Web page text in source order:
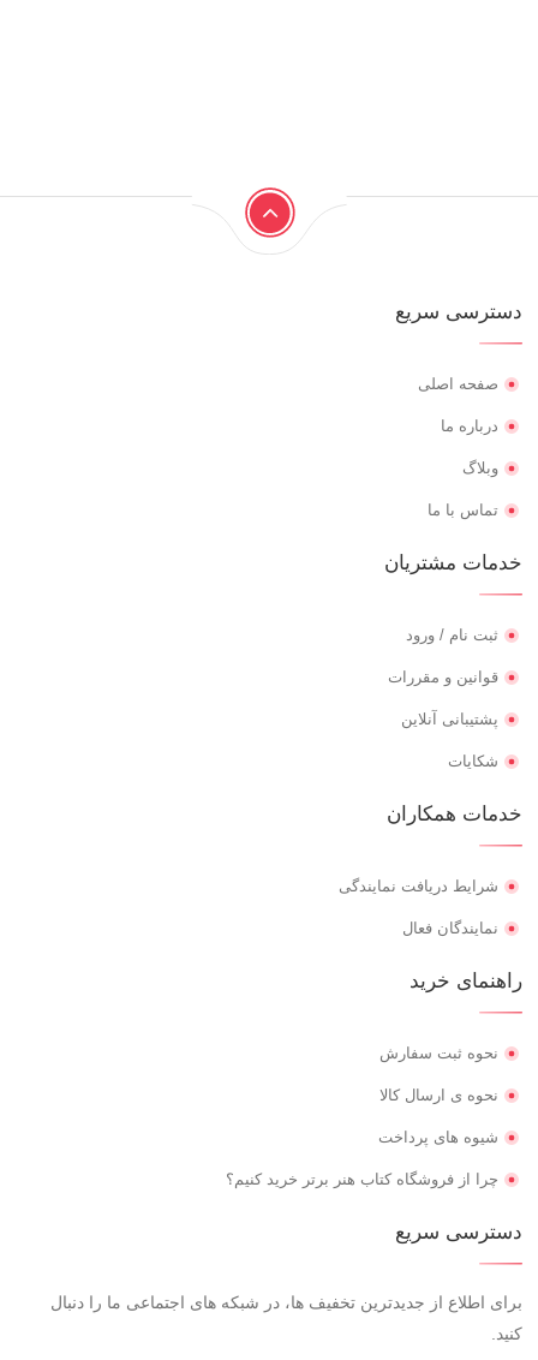
دسترسی سریع
صفحه اصلی
درباره ما
وبلاگ
تماس با ما
خدمات مشتریان
ثبت نام / ورود
قوانین و مقررات
پشتیبانی آنلاین
شکایات
خدمات همکاران
شرایط دریافت نمایندگی
نمایندگان فعال
راهنمای خرید
نحوه ثبت سفارش
نحوه ی ارسال کالا
شیوه های پرداخت
چرا از فروشگاه کتاب هنر برتر خرید کنیم؟
دسترسی سریع
برای اطلاع از جدیدترین تخفیف ها، در شبکه های اجتماعی ما را دنبال
کنید.